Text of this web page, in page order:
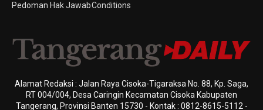
Pedoman Hak JawabConditions
Alamat Redaksi : Jalan Raya Cisoka-Tigaraksa No. 88, Kp. Saga,
RT 004/004, Desa Caringin Kecamatan Cisoka Kabupaten
Tangerang, Provinsi Banten 15730 - Kontak : 0812-8615-5112 -